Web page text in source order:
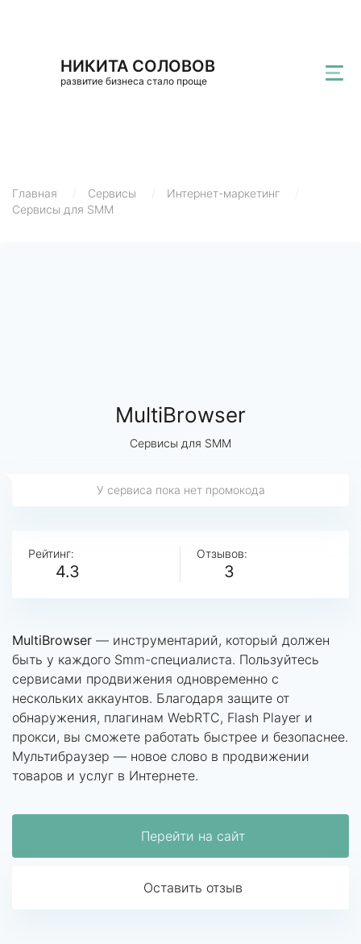
НИКИТА СОЛОВОВ
развитие бизнеса стало проще
Главная Сервисы Интернет-маркетинг
Сервисы для SMM
MultiBrowser
Сервисы для SMM
У сервиса пока нет промокода
Рейтинг:
4.3
Отзывов:
3
MultiBrowser — инструментарий, который должен
быть у каждого Smm-специалиста. Пользуйтесь
сервисами продвижения одновременно с
нескольких аккаунтов. Благодаря защите от
обнаружения, плагинам WebRTC, Flash Player и
прокси, вы сможете работать быстрее и безопаснее.
Мультибраузер — новое слово в продвижении
товаров и услуг в Интернете.
Перейти на сайт
Оставить отзыв